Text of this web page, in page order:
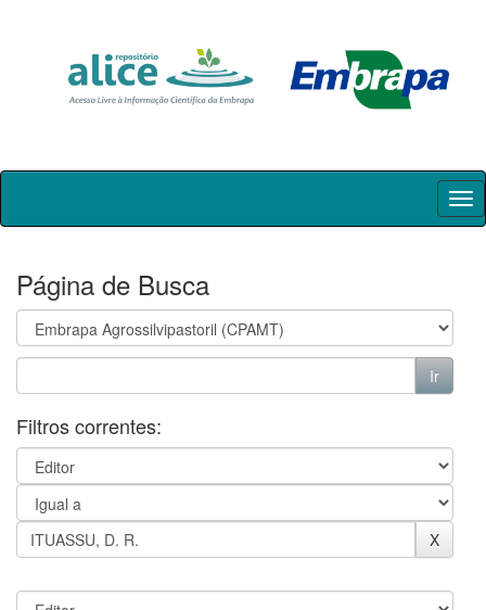
Skip
Página de Busca
Filtros correntes: